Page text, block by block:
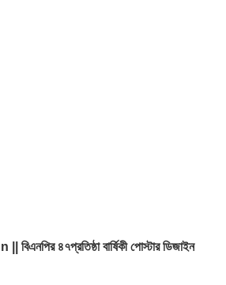
৪৭প্রতিষ্ঠা বার্ষিকী পোস্টার ডিজাইন